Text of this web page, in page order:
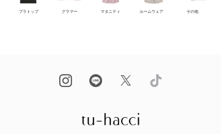
ブラトップ グラマー マタニティ ルームウェア その他